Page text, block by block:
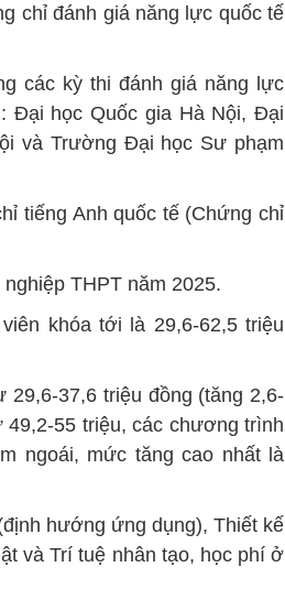
chỉ đánh giá năng lực quốc tế
các kỳ thi đánh giá năng lực
Đại học Quốc gia Hà Nội, Đại
và Trường Đại học Sư phạm
tiếng Anh quốc tế (Chứng chỉ
THPT năm 2025.
khóa tới là 29,6-62,5 triệu
37,6 triệu đồng (tăng 2,6-
55 triệu, các chương trình
ngoái, mức tăng cao nhất là
hướng ứng dụng), Thiết kế
và Trí tuệ nhân tạo, học phí ở